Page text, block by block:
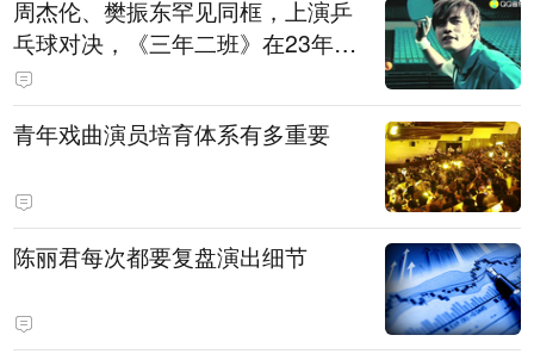
周杰伦、樊振东罕见同框，上演乒
乓球对决，《三年二班》在23年后
迎来了最权威的“男主角”
青年戏曲演员培育体系有多重要
陈丽君每次都要复盘演出细节